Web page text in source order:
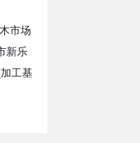
市场
新乐
工基